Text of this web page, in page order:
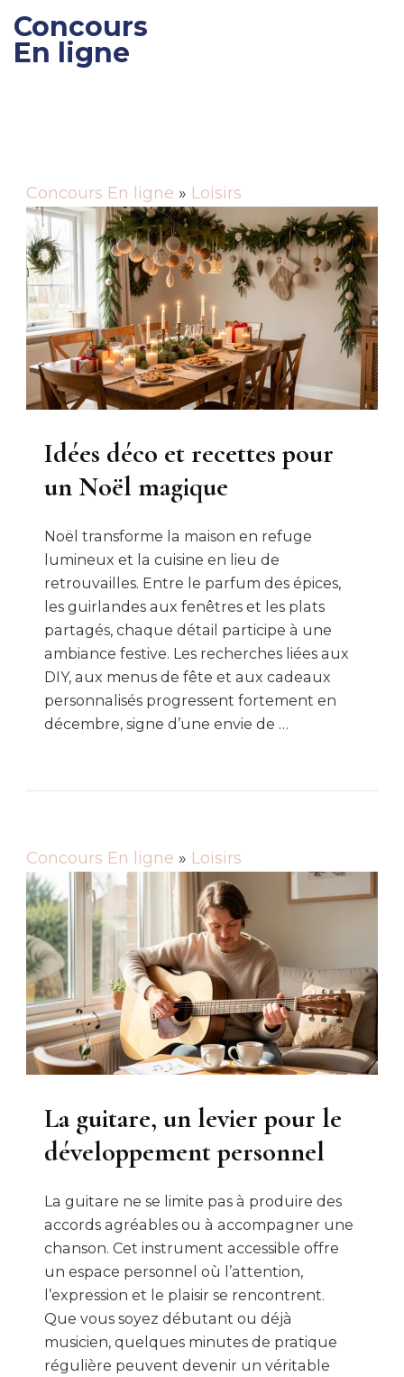
Concours
En ligne
Concours En ligne » Loisirs
Idées déco et recettes pour
un Noël magique
Noël transforme la maison en refuge
lumineux et la cuisine en lieu de
retrouvailles. Entre le parfum des épices,
les guirlandes aux fenêtres et les plats
partagés, chaque détail participe à une
ambiance festive. Les recherches liées aux
DIY, aux menus de fête et aux cadeaux
personnalisés progressent fortement en
décembre, signe d’une envie de …
Concours En ligne » Loisirs
La guitare, un levier pour le
développement personnel
La guitare ne se limite pas à produire des
accords agréables ou à accompagner une
chanson. Cet instrument accessible offre
un espace personnel où l’attention,
l’expression et le plaisir se rencontrent.
Que vous soyez débutant ou déjà
musicien, quelques minutes de pratique
régulière peuvent devenir un véritable